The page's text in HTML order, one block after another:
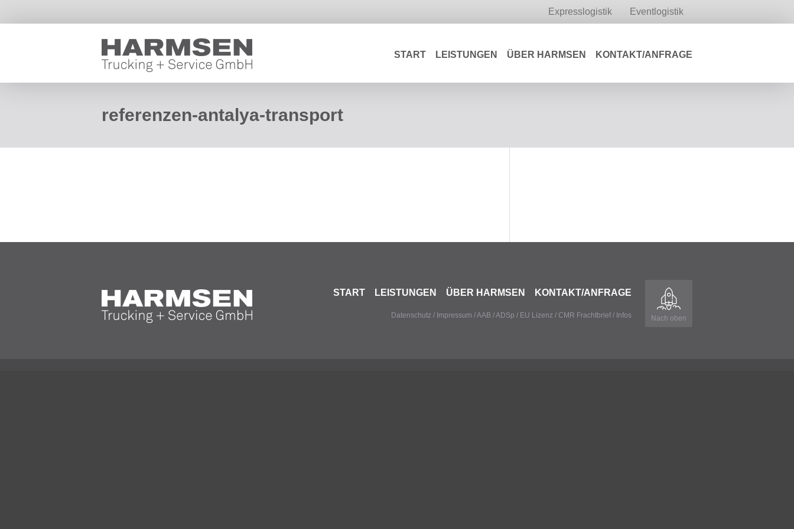
Eventlogistik
Expresslogistik
START LEISTUNGEN ÜBER HARMSEN KONTAKT/ANFRAGE
referenzen-antalya-transport
Nach oben
START LEISTUNGEN ÜBER HARMSEN KONTAKT/ANFRAGE
Datenschutz / Impressum /AAB /ADSp / EU Lizenz / CMR Frachtbrief / Infos